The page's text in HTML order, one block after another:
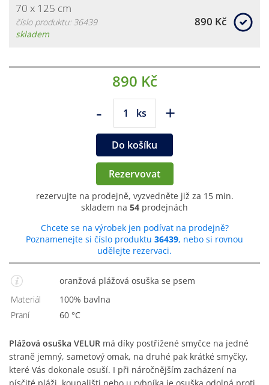
70 x 125 cm
číslo produktu: 36439
skladem
890 Kč
890 Kč
- ks +
Do košíku
Rezervovat
rezervujte na prodejně, vyzvedněte již za 15 min.
skladem na 54 prodejnách
Chcete se na výrobek jen podívat na prodejně?
Poznamenejte si číslo produktu 36439, nebo si rovnou
udělejte rezervaci.
oranžová plážová osuška se psem
Materiál
100% bavlna
Praní
60 °C
Plážová osuška VELUR má díky postřižené smyčce na jedné
straně jemný, sametový omak, na druhé pak krátké smyčky,
které Vás dokonale osuší. I při náročnějším zacházení na